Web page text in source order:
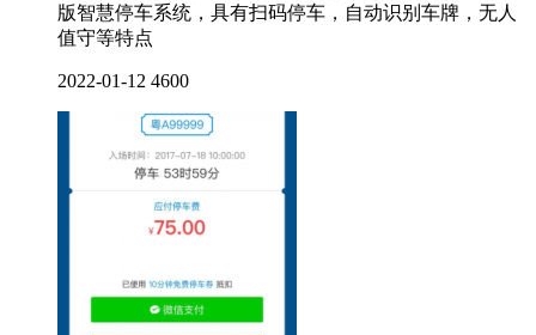
版智慧停车系统，具有扫码停车，自动识别车牌，无人
值守等特点
2022-01-12 4600